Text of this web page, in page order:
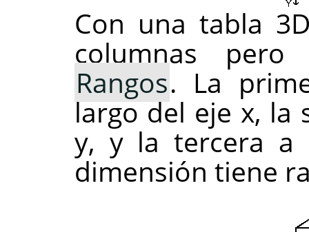
Con una tabla
columnas
Rangos. La
largo del eje x, la
y, y la tercera a
dimensión tiene